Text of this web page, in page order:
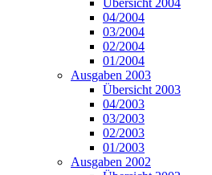
Übersicht 2004
04/2004
03/2004
02/2004
01/2004
Ausgaben 2003
Übersicht 2003
04/2003
03/2003
02/2003
01/2003
Ausgaben 2002